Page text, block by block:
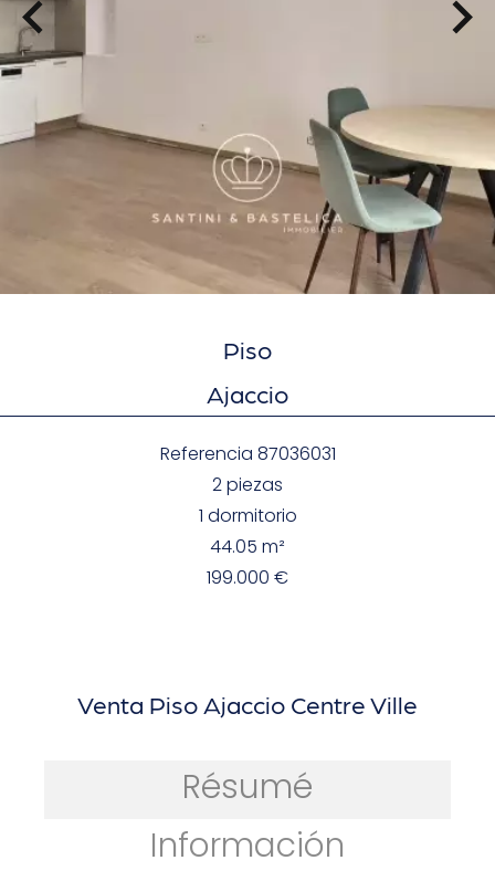
Piso
Ajaccio
Referencia 87036031
2 piezas
1 dormitorio
44.05 m²
199.000 €
Venta Piso Ajaccio Centre Ville
Résumé
Información